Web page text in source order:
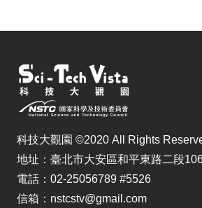
科技大觀園 ©2020 All Rights
地址：臺北市大安區和平東路二段
電話：02-25056789 #5526
信箱：nstcstv@gmail.com